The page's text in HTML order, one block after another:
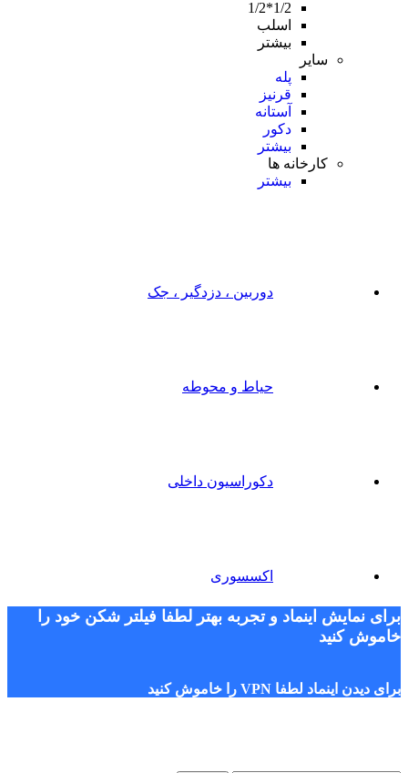
1/2*1/2
اسلب
بیشتر
سایر
پله
قرنیز
آستانه
دکور
بیشتر
کارخانه ها
بیشتر
دوربین ، دزدگیر ، جک
حیاط و محوطه
دکوراسیون داخلی
اکسسوری
برای نمایش اینماد و تجربه بهتر لطفا فیلتر شکن خود را
خاموش کنید
برای دیدن اینماد لطفا VPN را خاموش کنید